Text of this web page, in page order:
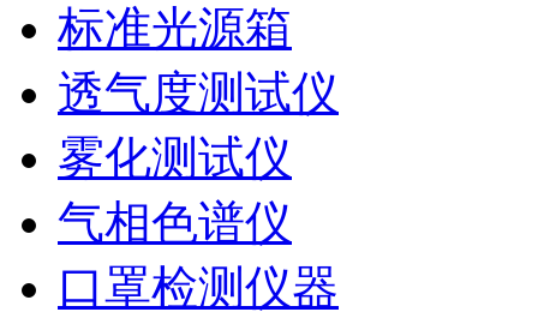
标准光源箱
透气度测试仪
雾化测试仪
气相色谱仪
口罩检测仪器